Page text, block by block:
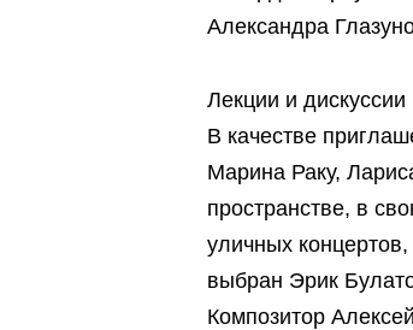
Александра
Лекции и
В качестве
Марина Раку,
пространстве, в
уличных
выбран Эрик
Композитор